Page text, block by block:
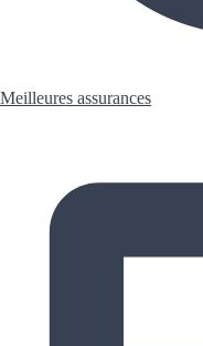
Meilleures assurances